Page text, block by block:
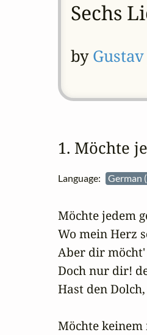
Sechs
by
1. Möchte
Language: German
Möchte jedem
Wo mein Herz
Aber dir
Doch nur dir!
Hast den
Möchte keinem